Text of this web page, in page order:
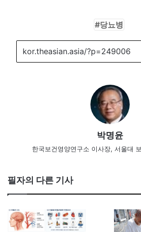
당뇨병
박명윤
한국보건영양연구소 이사장, 서울대
필자의 다른 기사